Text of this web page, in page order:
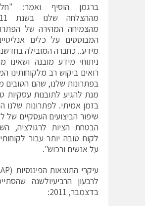
ברגמן הוסיף ואמר:
מהצמיחה המהירה של
המבוססים על כלים
מידע.. כחברה המובילה
ניתוחי מידע מובנה ושאינו
רואים ביקוש רב מלקוחותינו
בפתרונות שלנו, שהם הטובים
מנת להגיע לתובנות עסקיות
בזמן אמיתי. לפתרונות שלנו
שיפור הביצועים העסקיים של
הבטחת הציות לרגולציה,
לקוח טובה יותר עבור
על אנשים ורכוש".
בדצמבר, 2011: